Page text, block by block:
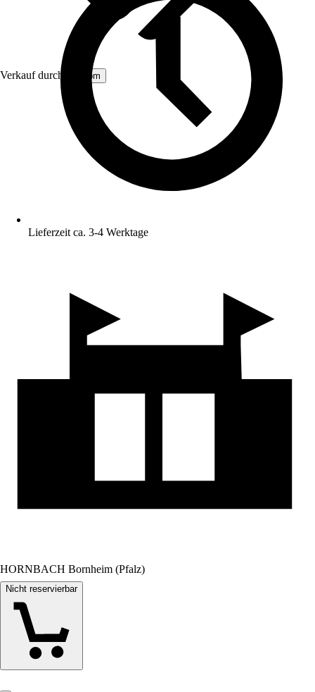
Verkauf durch: Aosom
Lieferzeit ca. 3-4 Werktage
HORNBACH Bornheim (Pfalz)
Nicht reservierbar